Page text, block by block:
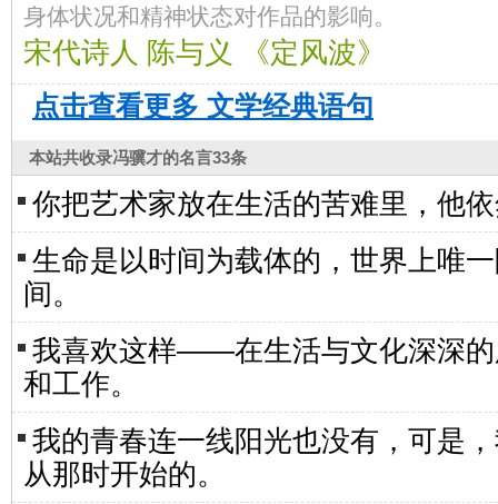
身体状况和精神状态对作品的影响。
宋代诗人 陈与义 《定风波》
点击查看更多 文学经典语句
本站共收录冯骥才的名言33条
你把艺术家放在生活的苦难里，他
生命是以时间为载体的，世界上唯
间。
我喜欢这样——在生活与文化深深的
和工作。
我的青春连一线阳光也没有，可是
从那时开始的。